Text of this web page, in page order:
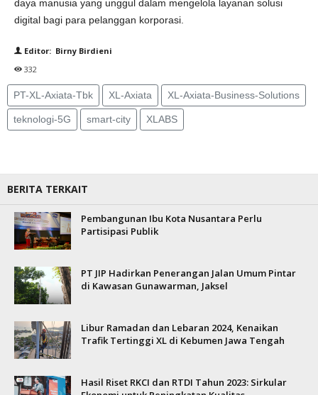
daya manusia yang unggul dalam mengelola layanan solusi
digital bagi para pelanggan korporasi.
Editor: Birny Birdieni
332
PT-XL-Axiata-Tbk XL-Axiata XL-Axiata-Business-Solutions
teknologi-5G smart-city XLABS
BERITA TERKAIT
Pembangunan Ibu Kota Nusantara Perlu
Partisipasi Publik
PT JIP Hadirkan Penerangan Jalan Umum Pintar
di Kawasan Gunawarman, Jaksel
Libur Ramadan dan Lebaran 2024, Kenaikan
Trafik Tertinggi XL di Kebumen Jawa Tengah
Hasil Riset RKCI dan RTDI Tahun 2023: Sirkular